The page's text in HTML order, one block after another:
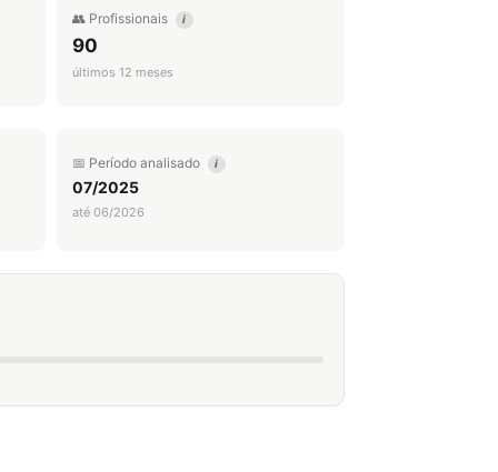
👥 Profissionais i
90
últimos 12 meses
📅 Período analisado i
07/2025
até 06/2026